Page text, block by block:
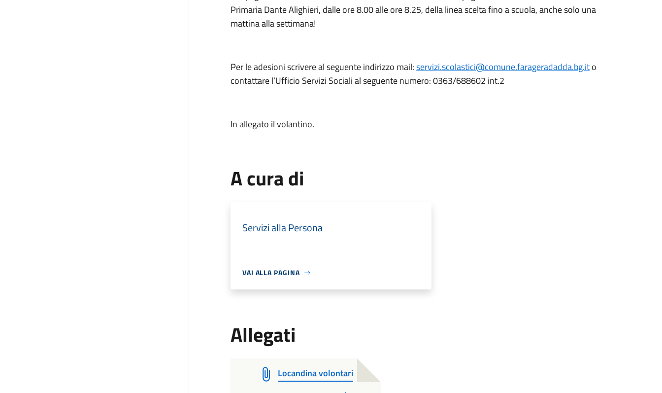
Primaria Dante Alighieri, dalle ore 8.00 alle ore 8.25, della linea scelta fino a scuola, anche solo una
mattina alla settimana!
Per le adesioni scrivere al seguente indirizzo mail:servizi.scolastici@comune.farageradadda.bg.ito
contattare l’Ufficio Servizi Sociali al seguente numero: 0363/688602 int.2
In allegato il volantino.
A cura di
Servizi alla Persona
VAI ALLA PAGINA
Allegati
Locandina volontari